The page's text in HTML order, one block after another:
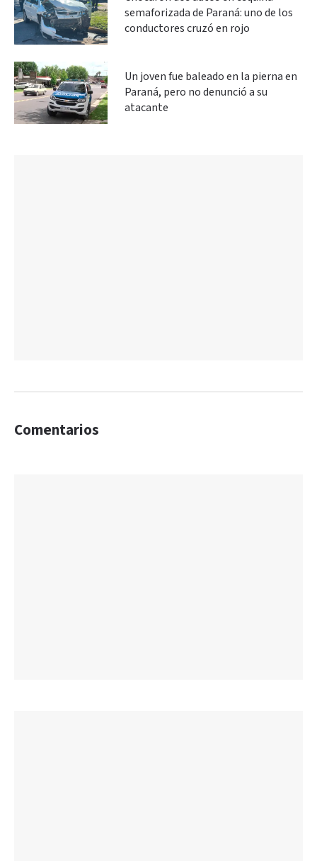
semaforizada de Paraná: uno de los
conductores cruzó en rojo
Un joven fue baleado en la pierna en
Paraná, pero no denunció a su
atacante
Comentarios